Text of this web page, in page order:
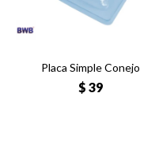
Placa Simple Conejo
$ 39